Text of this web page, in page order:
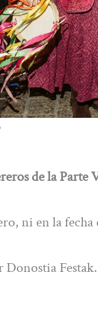
de la Parte
ni en la
Festak.